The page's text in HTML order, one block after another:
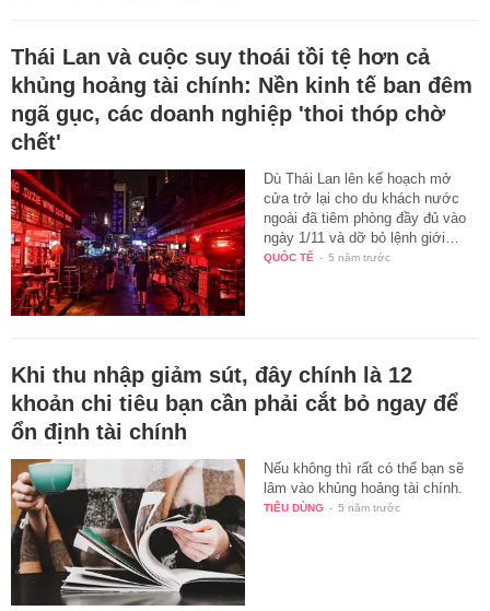
Thái Lan và cuộc suy thoái tồi tệ hơn cả
khủng hoảng tài chính: Nền kinh tế ban đêm
ngã gục, các doanh nghiệp 'thoi thóp chờ
chết'
Dù Thái Lan lên kế hoạch mở
cửa trở lại cho du khách nước
ngoài đã tiêm phòng đầy đủ vào
ngày 1/11 và dỡ bỏ lệnh giới…
QUỐC TẾ - 5 năm trước
Khi thu nhập giảm sút, đây chính là 12
khoản chi tiêu bạn cần phải cắt bỏ ngay để
ổn định tài chính
Nếu không thì rất có thể bạn sẽ
lâm vào khủng hoảng tài chính.
TIÊU DÙNG - 5 năm trước